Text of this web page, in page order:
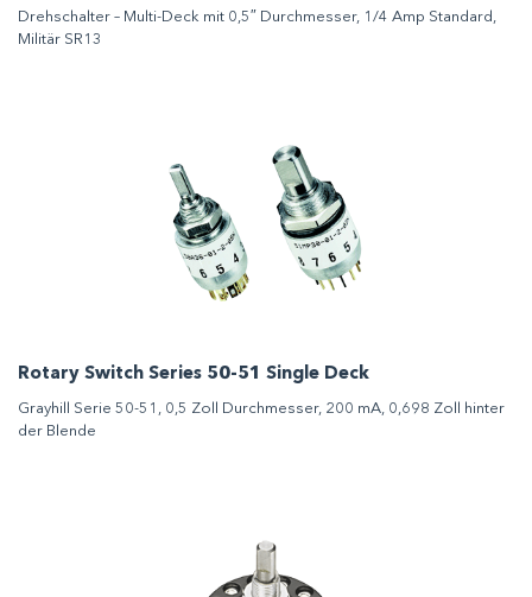
Drehschalter – Multi-Deck mit 0,5″ Durchmesser, 1/4 Amp Standard,
Militär SR13
Rotary Switch Series 50-51 Single Deck
Grayhill Serie 50-51, 0,5 Zoll Durchmesser, 200 mA, 0,698 Zoll hinter
der Blende